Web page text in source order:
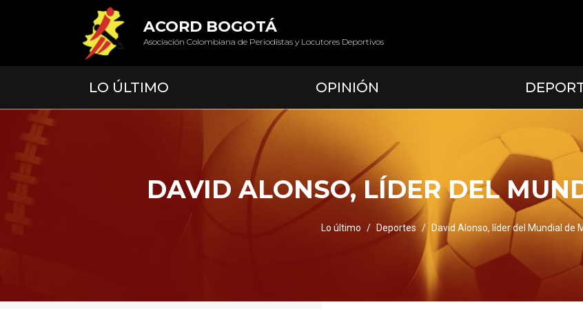
ACORD BOGOTÁ
Asociación Colombiana de Periodistas y Locutores Deportivos
LO ÚLTIMO OPINIÓN
DAVID ALONSO, LÍDER DEL
Lo último Deportes David Alonso, líder del Mundial de